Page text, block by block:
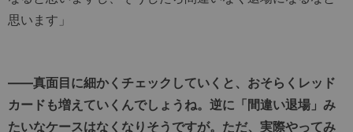
思います」
――真面目に細かくチェックしていくと、おそらくレッド
カードも増えていくんでしょうね。逆に「間違い退場」み
たいなケースはなくなりそうですが。ただ、実際やってみ